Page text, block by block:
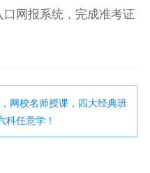
网报系统，完成准考证
网校名师授课，四大经典班
科任意学！